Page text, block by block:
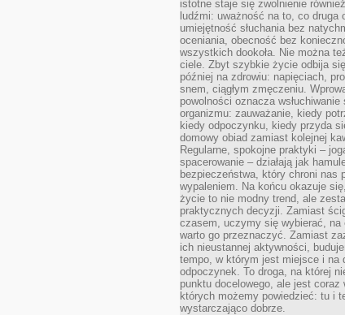
istotne staje się zwolnienie
ludźmi: uważność na to, co druga
umiejętność słuchania bez
oceniania, obecność bez
wszystkich dookoła. Nie można
ciele. Zbyt szybkie życie odbija
później na zdrowiu: napięciach,
snem, ciągłym zmęczeniu.
powolności oznacza wsłuchiwanie
organizmu: zauważanie, kiedy
kiedy odpoczynku, kiedy przyda
domowy obiad zamiast kolejnej
Regularne, spokojne praktyki –
spacerowanie – działają jak
bezpieczeństwa, który chroni nas
wypaleniem. Na końcu okazuje
życie to nie modny trend, ale
praktycznych decyzji. Zamiast
czasem, uczymy się wybierać, na
warto go przeznaczyć. Zamiast
ich nieustannej aktywności,
tempo, w którym jest miejsce i na
odpoczynek. To droga, na której
punktu docelowego, ale jest coraz
których możemy powiedzieć: tu i
wystarczająco dobrze.